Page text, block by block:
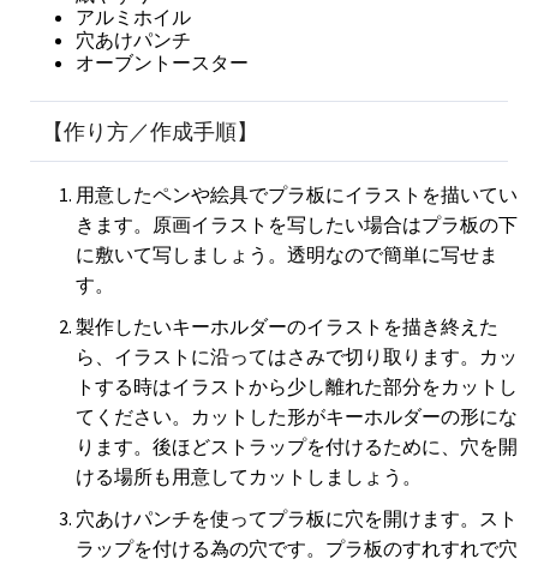
アルミホイル
穴あけパンチ
オーブントースター
【作り方／作成手順】
用意したペンや絵具でプラ板にイラストを描いてい
きます。原画イラストを写したい場合はプラ板の下
に敷いて写しましょう。透明なので簡単に写せま
す。
製作したいキーホルダーのイラストを描き終えた
ら、イラストに沿ってはさみで切り取ります。カッ
トする時はイラストから少し離れた部分をカットし
てください。カットした形がキーホルダーの形にな
ります。後ほどストラップを付けるために、穴を開
ける場所も用意してカットしましょう。
穴あけパンチを使ってプラ板に穴を開けます。スト
ラップを付ける為の穴です。プラ板のすれすれで穴